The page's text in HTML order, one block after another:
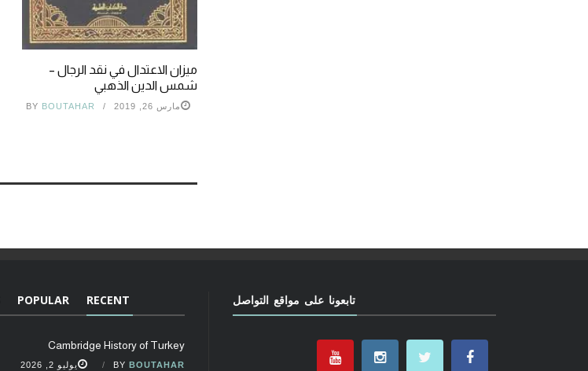
ميزان الاعتدال في نقد الرجال –
شمس الدين الذهبي
مارس 26, 2019 BY BOUTAHAR
RECENT
POPULAR
Cambridge History of Turkey
BY BOUTAHAR يوليو 2, 2026
تابعونا على مواقع التواصل